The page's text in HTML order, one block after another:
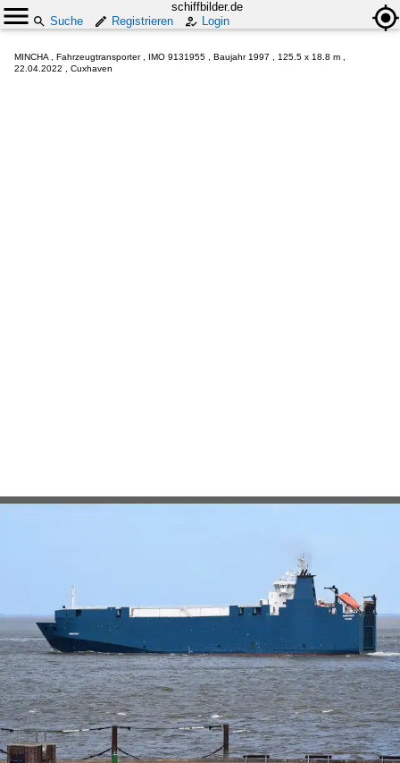
schiffbilder.de
Suche
Registrieren Login
MINCHA , Fahrzeugtransporter , IMO 9131955 , Baujahr 1997 , 125.5 x 18.8 m ,
22.04.2022 , Cuxhaven